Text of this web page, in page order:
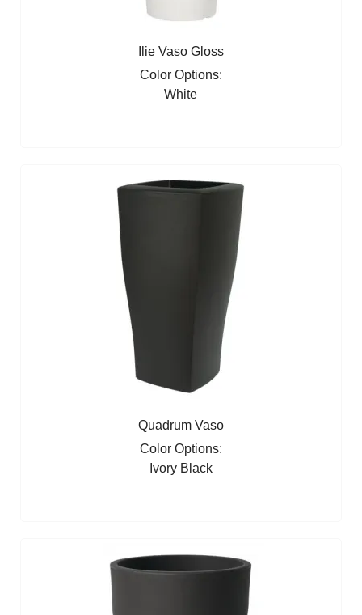
Ilie Vaso Gloss
Color Options:
White
Quadrum Vaso
Color Options:
Ivory Black